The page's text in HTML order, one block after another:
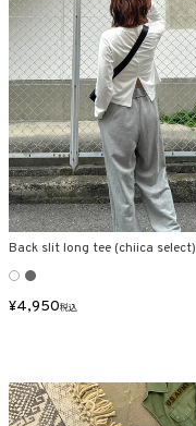
Back slit long tee (chiica select)
¥4,950税込